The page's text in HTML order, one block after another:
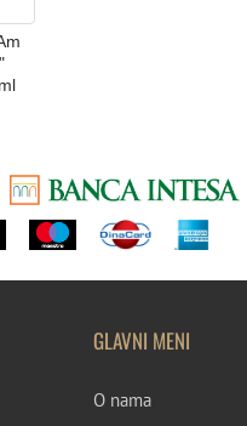
GLAVNI MENI
O nama